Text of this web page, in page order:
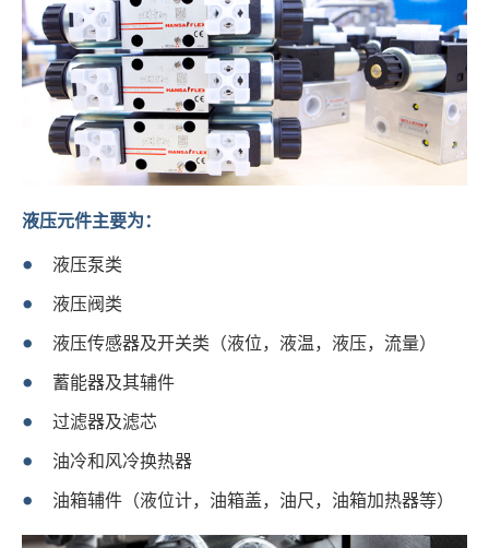
液压元件主要为：
液压泵类
液压阀类
液压传感器及开关类（液位，液温，液压，流量）
蓄能器及其辅件
过滤器及滤芯
油冷和风冷换热器
油箱辅件（液位计，油箱盖，油尺，油箱加热器等）